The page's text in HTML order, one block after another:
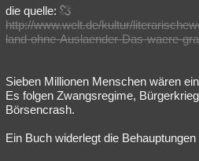
Philosophie
Astronomie Helpdesk Gruppen
Musik Clash Verbesserungen
Übersichten
die quelle:
http://www.welt.de/kultur/
land-ohne-Auslaender-Das-waere-
Sieben Millionen Menschen wären
Es folgen Zwangsregime,
Börsencrash.
Ein Buch widerlegt die